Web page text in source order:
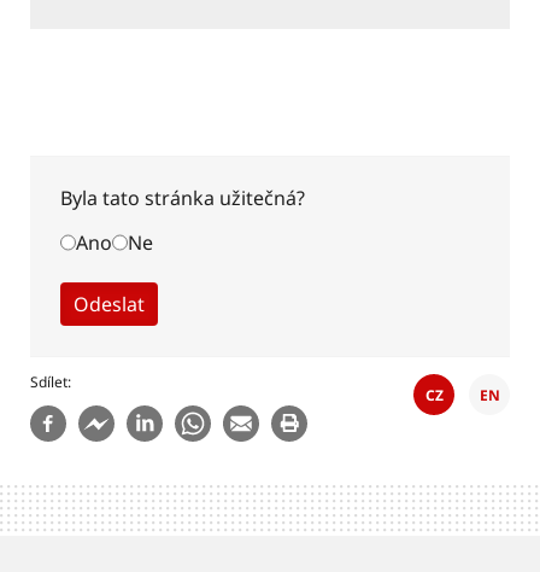
Byla tato stránka užitečná?
Ano
Ne
Sdílet
CZ EN